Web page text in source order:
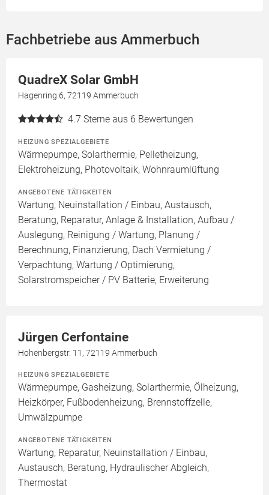
Fachbetriebe aus Ammerbuch
QuadreX Solar GmbH
Hagenring 6, 72119 Ammerbuch
4.7 Sterne aus 6 Bewertungen
HEIZUNG SPEZIALGEBIETE
Wärmepumpe, Solarthermie, Pelletheizung,
Elektroheizung, Photovoltaik, Wohnraumlüftung
ANGEBOTENE TÄTIGKEITEN
Wartung, Neuinstallation / Einbau, Austausch,
Beratung, Reparatur, Anlage & Installation, Aufbau /
Auslegung, Reinigung / Wartung, Planung /
Berechnung, Finanzierung, Dach Vermietung /
Verpachtung, Wartung / Optimierung,
Solarstromspeicher / PV Batterie, Erweiterung
Jürgen Cerfontaine
Hohenbergstr. 11, 72119 Ammerbuch
HEIZUNG SPEZIALGEBIETE
Wärmepumpe, Gasheizung, Solarthermie, Ölheizung,
Heizkörper, Fußbodenheizung, Brennstoffzelle,
Umwälzpumpe
ANGEBOTENE TÄTIGKEITEN
Wartung, Reparatur, Neuinstallation / Einbau,
Austausch, Beratung, Hydraulischer Abgleich,
Thermostat